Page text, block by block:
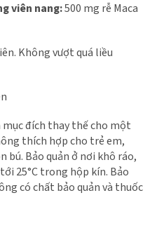
viên nang:500 mg rễ Маcа
Không vượt quá liều
đích thay thế cho một
thích hợp cho trẻ em,
bú. Bảo quản ở nơi khô ráo,
25°C trong hộp kín. Bảo
có chất bảo quản và thuốc